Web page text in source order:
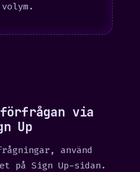
volym.
via
Up
använd
på Sign Up-sidan.